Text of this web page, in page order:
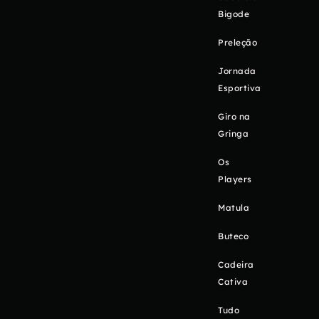
Bigode
Preleção
Jornada
Esportiva
Giro na
Gringa
Os
Players
Matula
Buteco
Cadeira
Cativa
Tudo